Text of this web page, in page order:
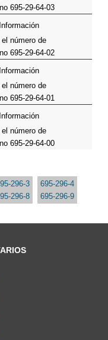
695-29-64-03
Información
el número de
695-29-64-02
Información
el número de
695-29-64-01
Información
el número de
695-29-64-00
296-3
695-296-4
296-8 695-296-9